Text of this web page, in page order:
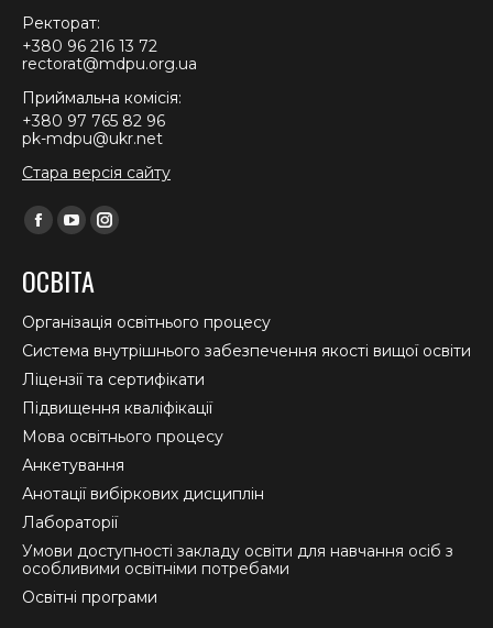
Ректорат:
+380 96 216 13 72
rectorat@mdpu.org.ua
Приймальна комісія:
+380 97 765 82 96
pk-mdpu@ukr.net
Стара версія сайту
Find us on:
Facebook
opens
in
new
window
YouTube
opens
in
new
window
Instagram
in
new
window
ОСВІТА
Організація освітнього процесу
Система внутрішнього забезпечення якості вищої освіти
Ліцензії та сертифікати
Підвищення кваліфікації
Мова освітнього процесу
Анкетування
Анотації вибіркових дисциплін
Лабораторії
Умови доступності закладу освіти для навчання осіб з
особливими освітніми потребами
Освітні програми